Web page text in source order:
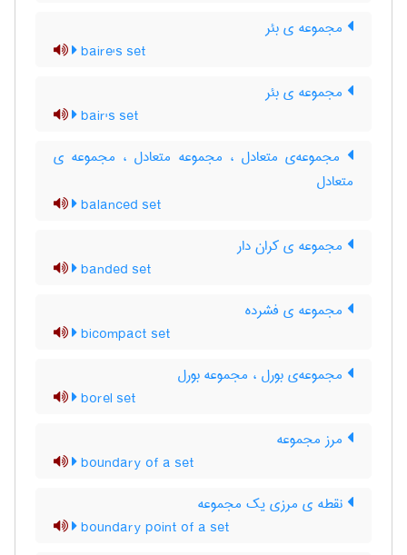
مجموعه ی بئر
baire's set
مجموعه ی بئر
bair's set
مجموعه‌ی متعادل ، مجموعه متعادل ، مجموعه ی
متعادل
balanced set
مجموعه ی کران دار
banded set
مجموعه ی فشرده
bicompact set
مجموعه‌ی بورل ، مجموعه بورل
borel set
مرز مجموعه
boundary of a set
نقطه ی مرزی یک مجموعه
boundary point of a set